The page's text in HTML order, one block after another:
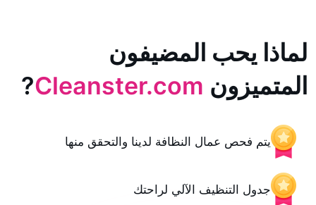
المضيفون
Cleanster.com
?
عمال النظافة لدينا والتحقق منها
التنظيف الآلي لراحتك